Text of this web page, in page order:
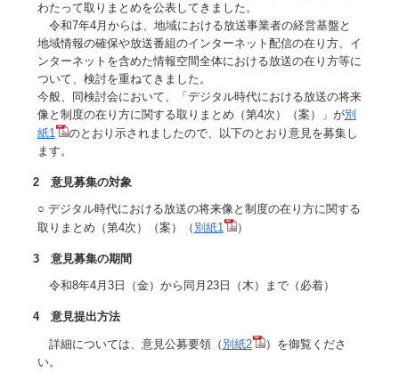
わたって取りまとめを公表してきました。
令和7年4月からは、地域における放送事業者の経営基盤と
地域情報の確保や放送番組のインターネット配信の在り方、イ
ンターネットを含めた情報空間全体における放送の在り方等に
ついて、検討を重ねてきました。
今般、同検討会において、「デジタル時代における放送の将来
像と制度の在り方に関する取りまとめ（第4次）（案）」が別
紙1
のとおり示されましたので、以下のとおり意見を募集し
ます。
2 意見募集の対象
○ デジタル時代における放送の将来像と制度の在り方に関する
取りまとめ（第4次）（案）（ 別紙1 ）
3 意見募集の期間
令和8年4月3日（金）から同月23日（木）まで（必着）
4 意見提出方法
詳細については、意見公募要領（ 別紙2
）を御覧くださ
い。